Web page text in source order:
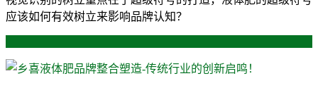
应该如何有效树立来影响品牌认知？